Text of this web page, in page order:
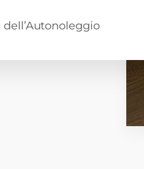
dell’Autonoleggio